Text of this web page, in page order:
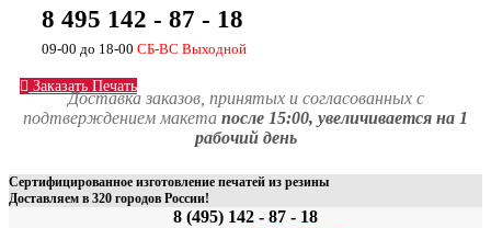
8 495 142 - 87 - 18
09-00 до 18-00 СБ-ВС Выходной
Заказать Печать
Доставка заказов, принятых и согласованных с
подтверждением макета после 15:00, увеличивается на 1
рабочий день
Сертифицированное изготовление печатей из резины
Доставляем в 320 городов России!
8 (495) 142 - 87 - 18